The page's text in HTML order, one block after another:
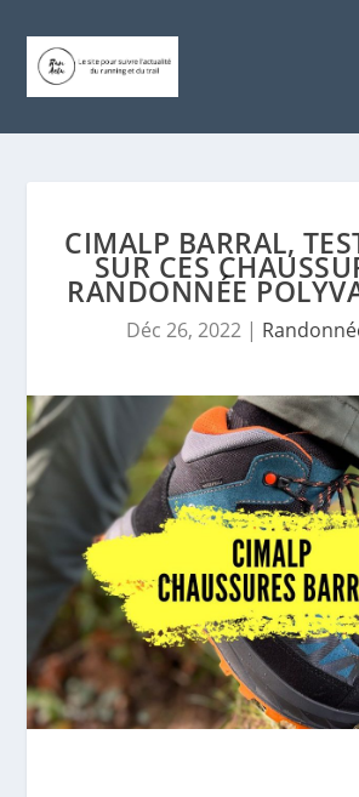
CIMALP BARRAL,
SUR CES
RANDONNÉE
Déc 26, 2022|